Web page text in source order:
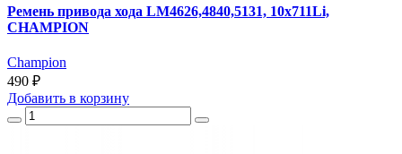
Ремень привода хода LM4626,4840,5131, 10х711Li,
CHAMPION
Champion
490 ₽
Добавить в корзину